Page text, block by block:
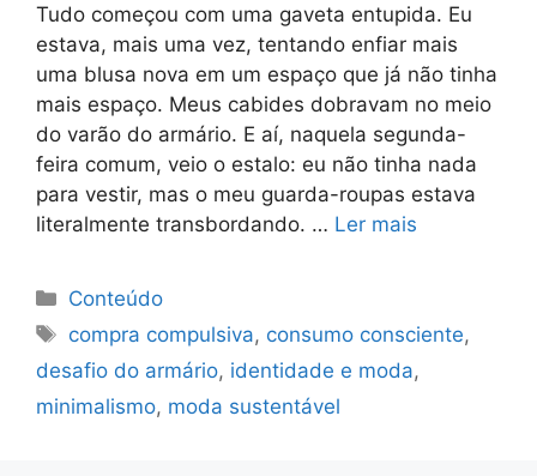
Tudo começou com uma gaveta entupida. Eu
estava, mais uma vez, tentando enfiar mais
uma blusa nova em um espaço que já não tinha
mais espaço. Meus cabides dobravam no meio
do varão do armário. E aí, naquela segunda-
feira comum, veio o estalo: eu não tinha nada
para vestir, mas o meu guarda-roupas estava
literalmente transbordando. … Ler mais
Categorias
Conteúdo
Tags
compra compulsiva, consumo consciente,
desafio do armário, identidade e moda,
minimalismo, moda sustentável